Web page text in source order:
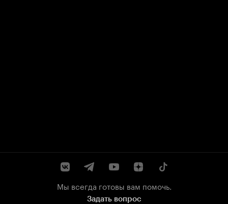
Мы всегда готовы вам помочь.
Задать вопрос